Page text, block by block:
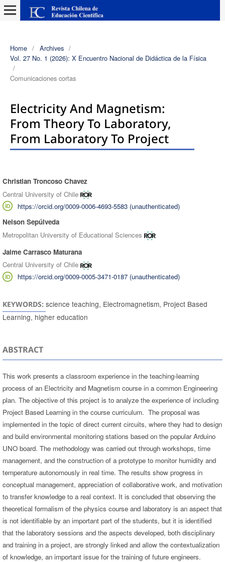
Home / Archives /
Vol. 27 No. 1 (2026): X Encuentro Nacional de Didáctica de la Física
/
Comunicaciones cortas
Electricity And Magnetism:
From Theory To Laboratory,
From Laboratory To Project
Authors
Christian Troncoso Chavez
Central University of Chile
https://orcid.org/0009-0006-4693-5583 (unauthenticated)
Nelson Sepúlveda
Metropolitan University of Educational Sciences
Jaime Carrasco Maturana
Central University of Chile
https://orcid.org/0009-0005-3471-0187 (unauthenticated)
KEYWORDS: science teaching, Electromagnetism, Project Based
Learning, higher education
ABSTRACT
This work presents a classroom experience in the teaching-learning
process of an Electricity and Magnetism course in a common Engineering
plan. The objective of this project is to analyze the experience of including
Project Based Learning in the course curriculum. The proposal was
implemented in the topic of direct current circuits, where they had to design
and build environmental monitoring stations based on the popular Arduino
UNO board. The methodology was carried out through workshops, time
management, and the construction of a prototype to monitor humidity and
temperature autonomously in real time. The results show progress in
conceptual management, appreciation of collaborative work, and motivation
to transfer knowledge to a real context. It is concluded that observing the
theoretical formalism of the physics course and laboratory is an aspect that
is not identifiable by an important part of the students, but it is identified
that the laboratory sessions and the aspects developed, both disciplinary
and training in a project, are strongly linked and allow the contextualization
of knowledge, an important issue for the training of future engineers.